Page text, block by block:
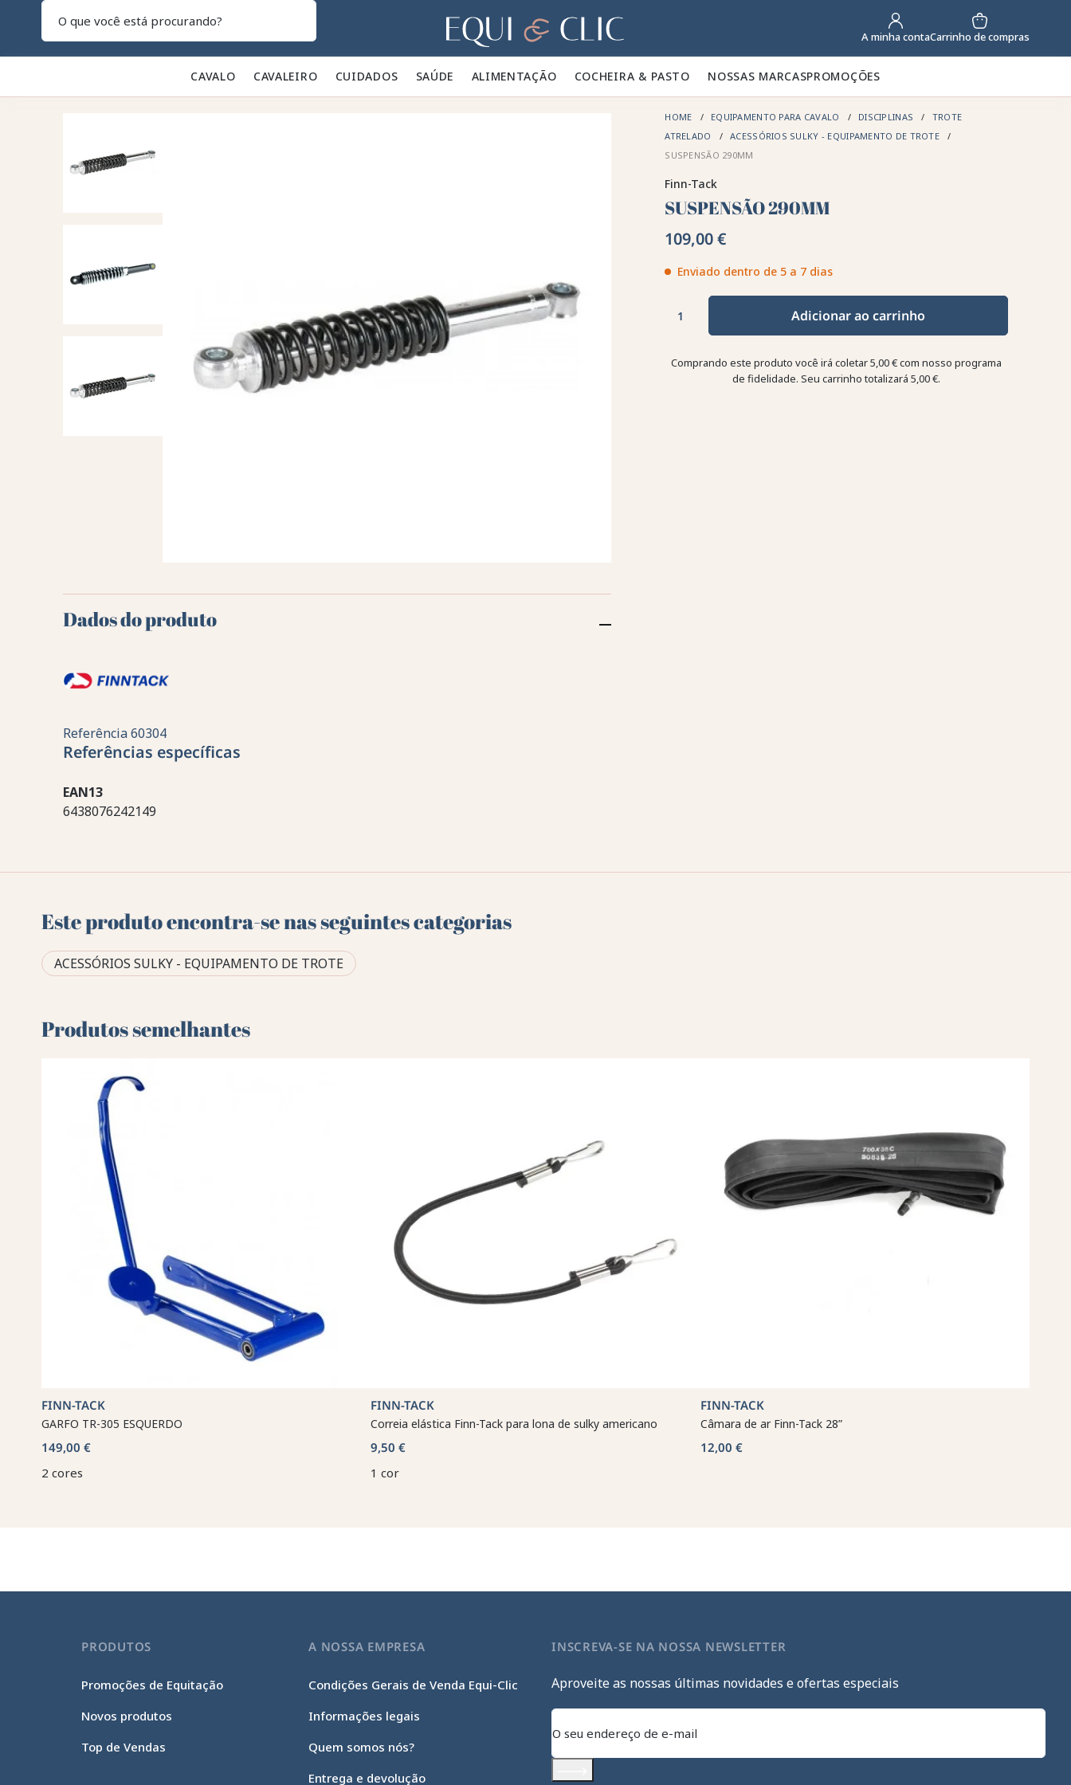
Lar A minha contaCarrinho de compras
CAVALO 🐎 CAVALEIRO 👕 CUIDADOS 🪮 SAÚDE ✨ ALIMENTAÇÃO 🥕 COCHEIRA & PASTO 🍃 NOSSAS MARCASPROMOÇÕES
HOME EQUIPAMENTO PARA CAVALO DISCIPLINAS
TROTE
ATRELADO
ACESSÓRIOS SULKY - EQUIPAMENTO DE TROTE
SUSPENSÃO 290MM
Finn-Tack
SUSPENSÃO 290MM
109,00 €
Enviado dentro de 5 a 7 dias
Adicionar ao carrinho
Comprando este produto você irá coletar5,00 €com nosso programa
de fidelidade. Seu carrinho totalizará5,00 €.
Dados do produto
Referência60304
Referências específicas
EAN13
6438076242149
Este produto encontra-se nas seguintes categorias
ACESSÓRIOS SULKY - EQUIPAMENTO DE TROTE
Produtos semelhantes
FINN-TACK
GARFO TR-305 ESQUERDO
149,00 €
2 cores
FINN-TACK
Correia elástica Finn-Tack para lona de sulky americano
9,50 €
1 cor
FINN-TACK
Câmara de ar Finn-Tack 28”
12,00 €
PRODUTOS
Promoções de Equitação
Novos produtos
Top de Vendas
A NOSSA EMPRESA
Condições Gerais de Venda Equi-Clic
Informações legais
Quem somos nós?
Entrega e devolução
INSCREVA-SE NA NOSSA NEWSLETTER
Aproveite as nossas últimas novidades e ofertas especiais